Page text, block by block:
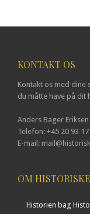
KONTAKT OS
Kontakt os med dine
du måtte have på dit
Anders Bager Eriksen
Telefon: +45 20 93
E-mail:
OM HISTORISKE
Historien bag